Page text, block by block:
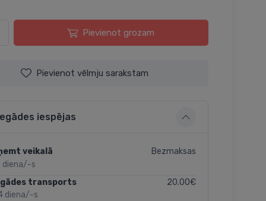
Pievienot grozam
Pievienot vēlmju sarakstam
iespējas
veikalā
diena/-s
Bezmaksas
transports
diena/-s
20.00€